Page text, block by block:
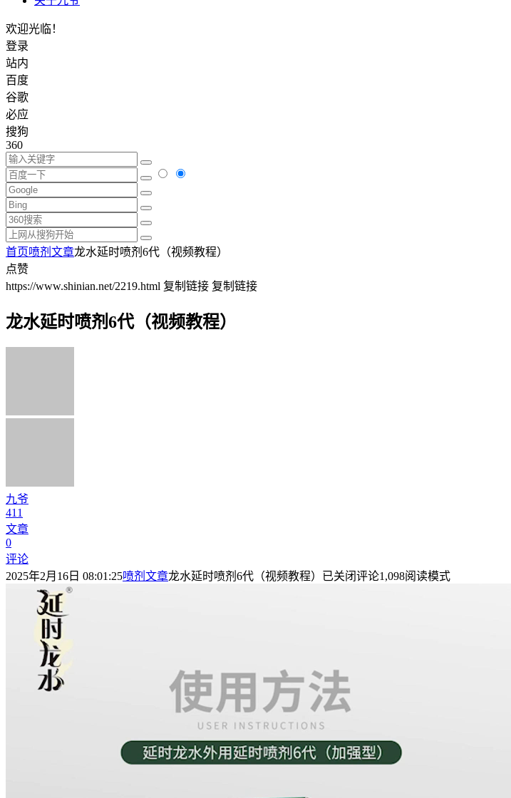
欢迎光临！
登录
站内
百度
谷歌
必应
搜狗
360
首页喷剂文章龙水延时喷剂6代（视频教程）
点赞
https://www.shinian.net/2219.html 复制链接 复制链接
龙水延时喷剂6代（视频教程）
九爷
411
文章
0
评论
2025年2月16日 08:01:25喷剂文章龙水延时喷剂6代（视频教程） 已关闭评论1,098阅读模式